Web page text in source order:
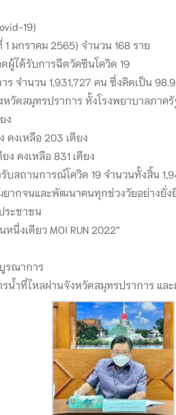
19)
มกราคม 2565) จำนวน 168 ราย
ผู้ได้รับการฉีดวัคซีนโควิด 19
ร จำนวน 1,931,727 คน ซึ่งคิดเป็น
วัดสมุทรปราการ ทั้งโรงพยาบาลภา
ง
คงเหลือ 203 เตียง
ง คงเหลือ 831 เตียง
ถานการณ์โควิด 19 จำนวนทั้งสิ้น
ากจนและพัฒนาคนทุกช่วงวัยอย่างยั่
ระชาชน
งเดียว MOI RUN 2022”
รณาการ
น้ำที่ไหลผ่านจังหวัดสมุทรปราการ แ